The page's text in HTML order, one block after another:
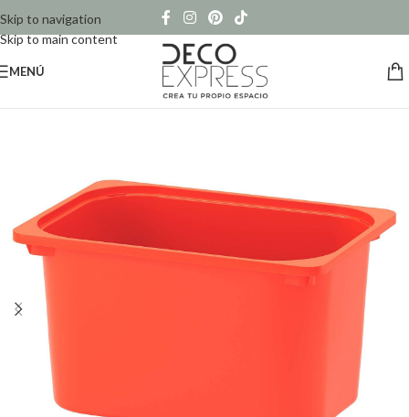
Skip to navigation
Skip to main content
MENÚ